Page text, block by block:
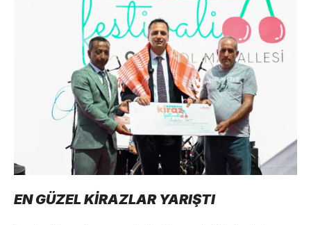
EN GÜZEL KİRAZLAR YARIŞTI